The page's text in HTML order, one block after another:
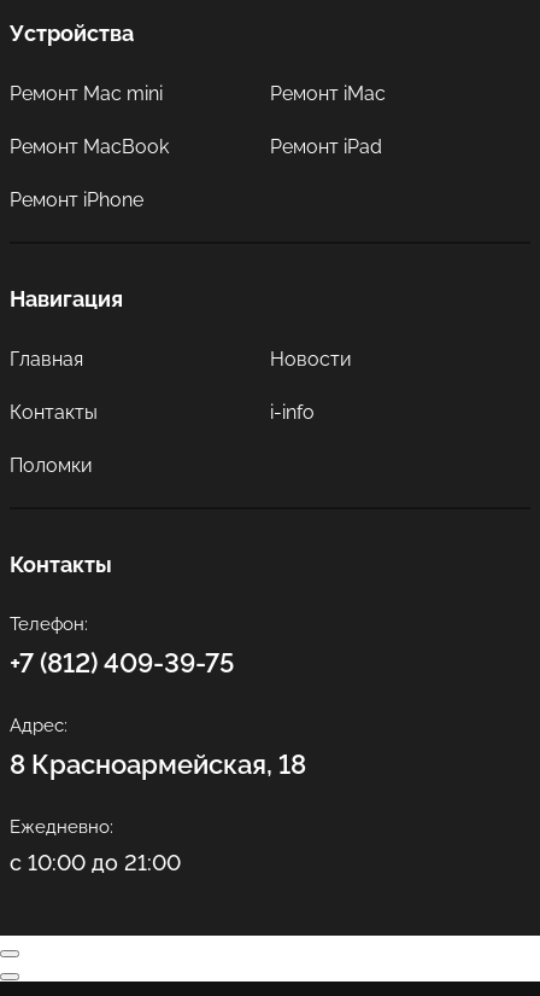
Устройства
Ремонт Mac mini Ремонт iMac
Ремонт MacBook Ремонт iPad
Ремонт iPhone
Навигация
Главная Новости
Контакты i-info
Поломки
Контакты
Телефон:
+7 (812) 409-39-75
Адрес:
8 Красноармейская, 18
Ежедневно:
с 10:00 до 21:00